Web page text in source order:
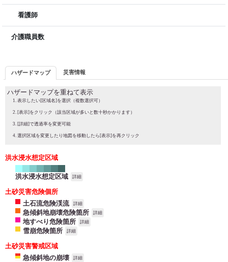
看護師
介護職員数
ハザードマップ 災害情報
ハザードマップを重ねて表示
表示したい[区域名]を選択（複数選択可）
[表示]をクリック（該当区域が多いと数十秒かかります）
[詳細]で透過率を変更可能
選択区域を変更したり地図を移動したら[表示]を再クリック
洪水浸水想定区域
洪水浸水想定区域 詳細
土砂災害危険個所
土石流危険渓流
詳細
急傾斜地崩壊危険箇所 詳細
地すべり危険箇所 詳細
雪崩危険箇所 詳細
土砂災害警戒区域
急傾斜地の崩壊
詳細